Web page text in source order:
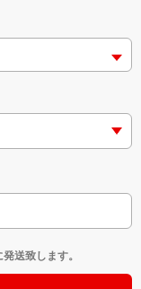
発送致します。